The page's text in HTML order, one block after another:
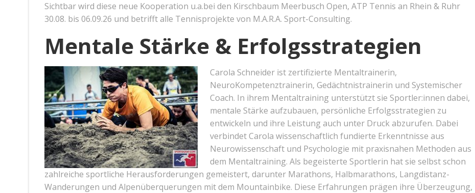
Sichtbar wird diese neue Kooperation u.a.bei den Kirschbaum Meerbusch Open, ATP Tennis an Rhein & Ruhr
30.08. bis 06.09.26 und betrifft alle Tennisprojekte von M.A.R.A. Sport-Consulting.
Mentale Stärke & Erfolgsstrategien
Carola Schneider ist zertifizierte Mentaltrainerin,
NeuroKompetenztrainerin, Gedächtnistrainerin und Systemischer
Coach. In ihrem Mentaltraining unterstützt sie Sportler:innen dabei,
mentale Stärke aufzubauen, persönliche Erfolgsstrategien zu
entwickeln und ihre Leistung auch unter Druck abzurufen. Dabei
verbindet Carola wissenschaftlich fundierte Erkenntnisse aus
Neurowissenschaft und Psychologie mit praxisnahen Methoden aus
dem Mentaltraining. Als begeisterte Sportlerin hat sie selbst schon
zahlreiche sportliche Herausforderungen gemeistert, darunter Marathons, Halbmarathons, Langdistanz-
Wanderungen und Alpenüberquerungen mit dem Mountainbike. Diese Erfahrungen prägen ihre Überzeugung,